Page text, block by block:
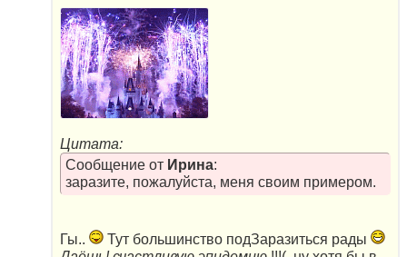
Цитата:
Сообщение от Ирина:
заразите, пожалуйста, меня своим примером.
Гы..
Тут большинство подЗаразиться рады